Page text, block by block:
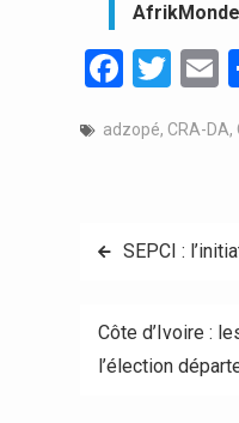
adzopé, CRA-DA,
l’article
SEPCI :
Côte d’Ivoire :
l’élection